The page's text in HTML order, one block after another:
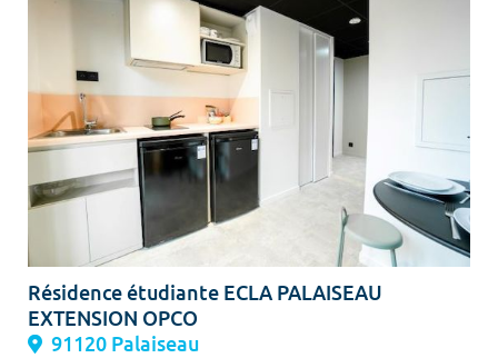
Résidence étudiante ECLA PALAISEAU
EXTENSION OPCO
91120 Palaiseau